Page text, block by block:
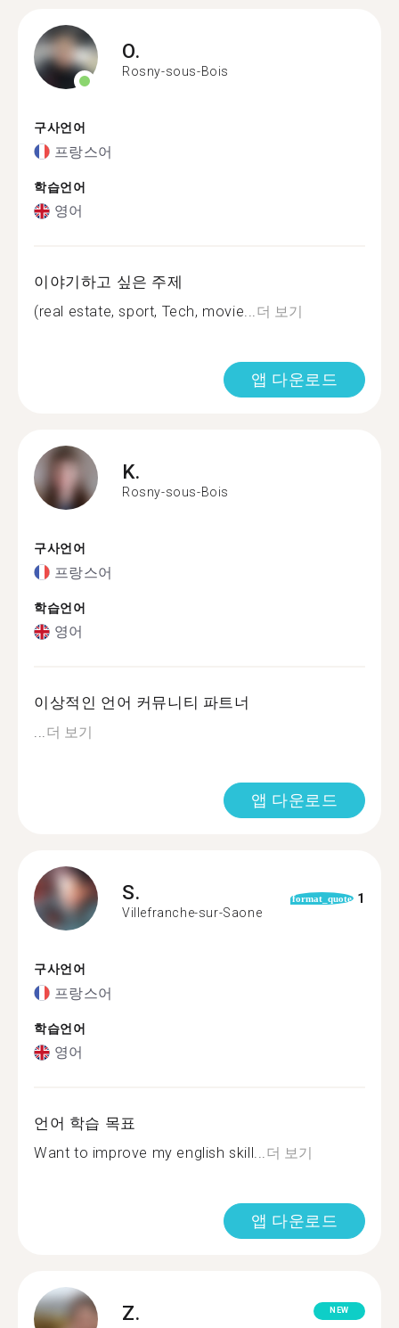
O.
Rosny-sous-Bois
구사언어
프랑스어
학습언어
영어
이야기하고 싶은 주제
(real estate, sport, Tech, movie...더 보기
앱 다운로드
K.
Rosny-sous-Bois
구사언어
프랑스어
학습언어
영어
이상적인 언어 커뮤니티 파트너
...더 보기
앱 다운로드
S.
Villefranche-sur-Saone
format_quote 1
구사언어
프랑스어
학습언어
영어
언어 학습 목표
Want to improve my english skill...더 보기
앱 다운로드
Z. NEW